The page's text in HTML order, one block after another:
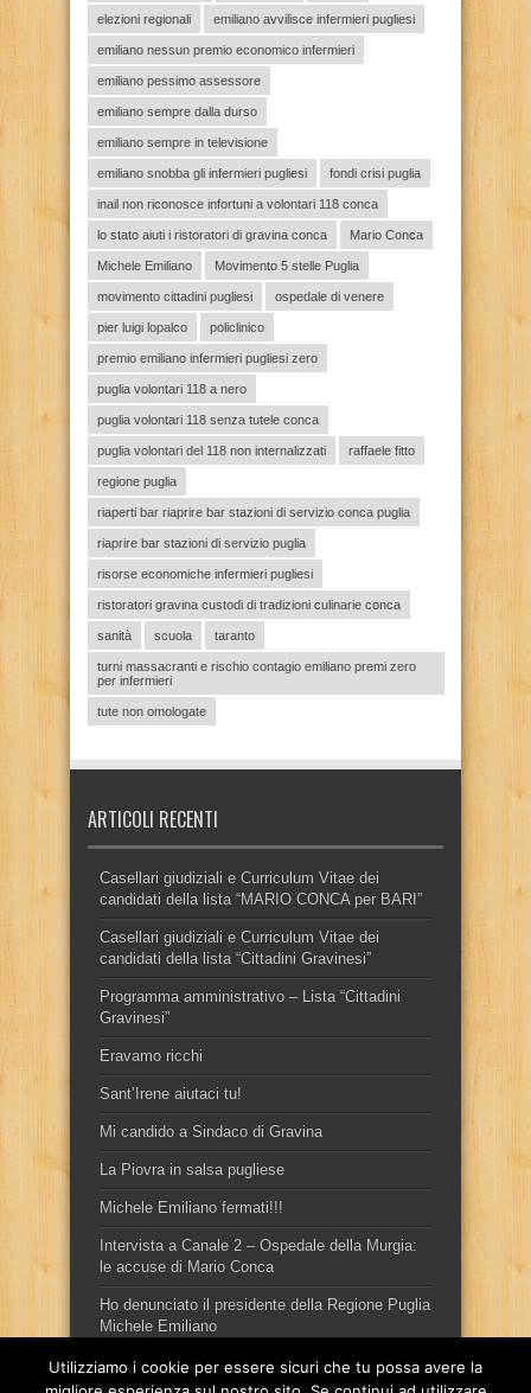
elezioni regionali emiliano avvilisce infermieri pugliesi
emiliano nessun premio economico infermieri
emiliano pessimo assessore
emiliano sempre dalla durso
emiliano sempre in televisione
emiliano snobba gli infermieri pugliesi fondi crisi puglia
inail non riconosce infortuni a volontari 118 conca
lo stato aiuti i ristoratori di gravina conca Mario Conca
Michele Emiliano Movimento 5 stelle Puglia
movimento cittadini pugliesi ospedale di venere
pier luigi lopalco policlinico
premio emiliano infermieri pugliesi zero
puglia volontari 118 a nero
puglia volontari 118 senza tutele conca
puglia volontari del 118 non internalizzati raffaele fitto
regione puglia
riaperti bar riaprire bar stazioni di servizio conca puglia
riaprire bar stazioni di servizio puglia
risorse economiche infermieri pugliesi
ristoratori gravina custodi di tradizioni culinarie conca
sanità scuola taranto
turni massacranti e rischio contagio emiliano premi zero
per infermieri
tute non omologate
ARTICOLI RECENTI
Casellari giudiziali e Curriculum Vitae dei
candidati della lista “MARIO CONCA per BARI”
Casellari giudiziali e Curriculum Vitae dei
candidati della lista “Cittadini Gravinesi”
Programma amministrativo – Lista “Cittadini
Gravinesi”
Eravamo ricchi
Sant’Irene aiutaci tu!
Mi candido a Sindaco di Gravina
La Piovra in salsa pugliese
Michele Emiliano fermati!!!
Intervista a Canale 2 – Ospedale della Murgia:
le accuse di Mario Conca
Ho denunciato il presidente della Regione Puglia
Michele Emiliano
Utilizziamo i cookie per essere sicuri che tu possa avere la